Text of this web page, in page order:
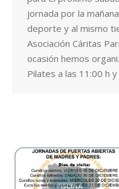
jornada por la
deporte y al mismo
Asociación Cáritas
ocasión hemos
Pilates a las 11:00 h